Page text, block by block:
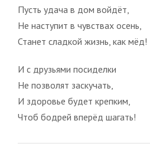
Пусть удача в дом войдёт,
Не наступит в чувствах осень,
Станет сладкой жизнь, как мёд!
И с друзьями посиделки
Не позволят заскучать,
И здоровье будет крепким,
Чтоб бодрей вперёд шагать!